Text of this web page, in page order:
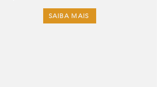
SAIBA MAIS